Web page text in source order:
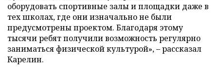
оборудовать спортивные залы и площадки даже в
тех школах, где они изначально не были
предусмотрены проектом. Благодаря этому
тысячи ребят получили возможность регулярно
заниматься физической культурой», – рассказал
Карелин.